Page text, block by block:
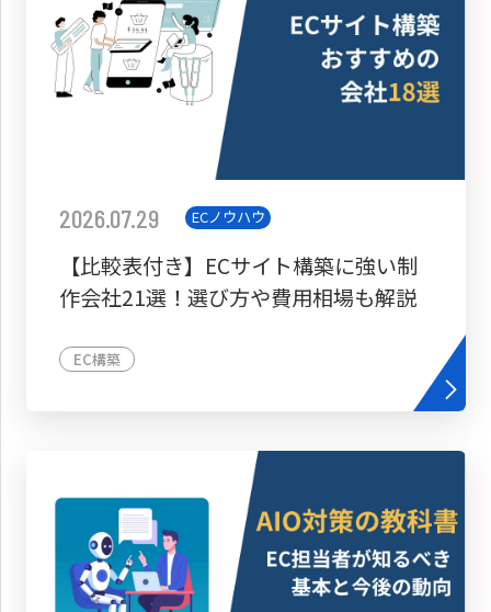
2026.07.29 ECノウハウ
【比較表付き】ECサイト構築に強い制
作会社21選！選び方や費用相場も解説
EC構築